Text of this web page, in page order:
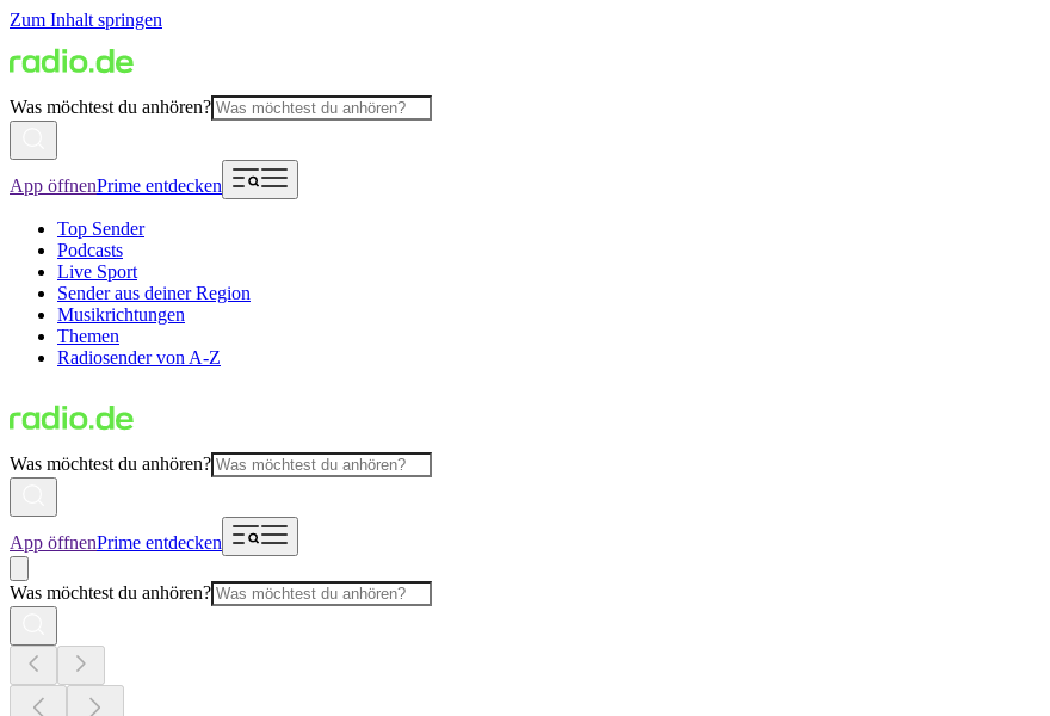
Zum Inhalt springen
Was möchtest du anhören?
App öffnenPrime entdecken
Top Sender
Podcasts
Live Sport
Sender aus deiner Region
Musikrichtungen
Themen
Radiosender von A-Z
Was möchtest du anhören?
App öffnenPrime entdecken
Was möchtest du anhören?